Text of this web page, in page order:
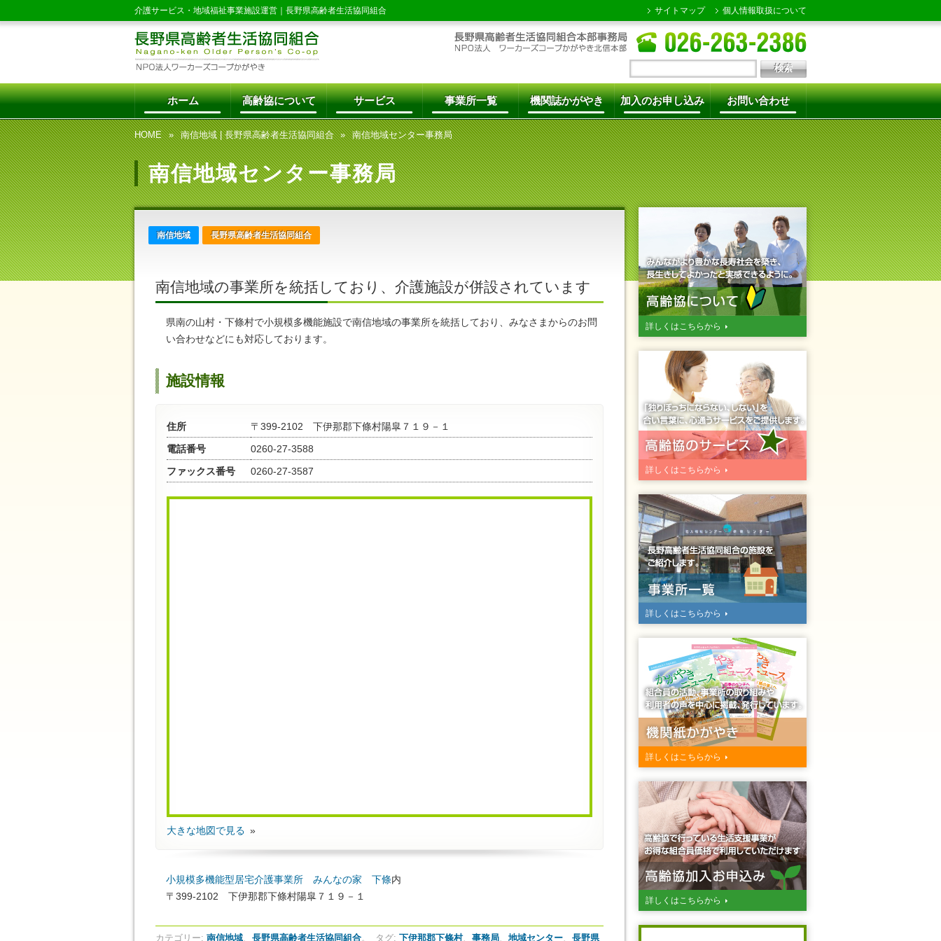
サイトマップ 個人情報取扱について
介護サービス・地域福祉事業施設運営｜ 長野県高齢者生活協同組合
ホーム 高齢協について サービス 事業所一覧 機関誌かがやき 加入のお申し込み お問い合わせ
HOME 南信地域|長野県高齢者生活協同組合 南信地域センター事務局
南信地域センター事務局
南信地域 長野県高齢者生活協同組合
南信地域の事業所を統括しており、介護施設が併設されています
県南の山村・下條村で小規模多機能施設で南信地域の事業所を統括しており、みなさまからのお問
い合わせなどにも対応しております。
施設情報
住所
〒399-2102 下伊那郡下條村陽皐７１９－１
電話番号
0260-27-3588
ファックス番号
0260-27-3587
大きな地図で見る
小規模多機能型居宅介護事業所 みんなの家 下條内
〒399-2102 下伊那郡下條村陽皐７１９－１
カテゴリー: 南信地域、 長野県高齢者生活協同組合。 タグ: 下伊那郡下條村、 事務局、 地域センター、 長野県
詳しくはこちらから
詳しくはこちらから
詳しくはこちらから
詳しくはこちらから
詳しくはこちらから